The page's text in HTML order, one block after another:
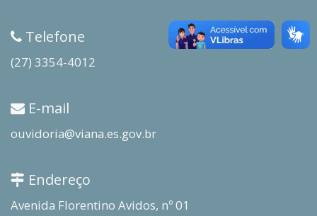
Telefone
(27) 3354-4012
E-mail
ouvidoria@viana.es.gov.br
Endereço
Avenida Florentino Avidos, nº 01